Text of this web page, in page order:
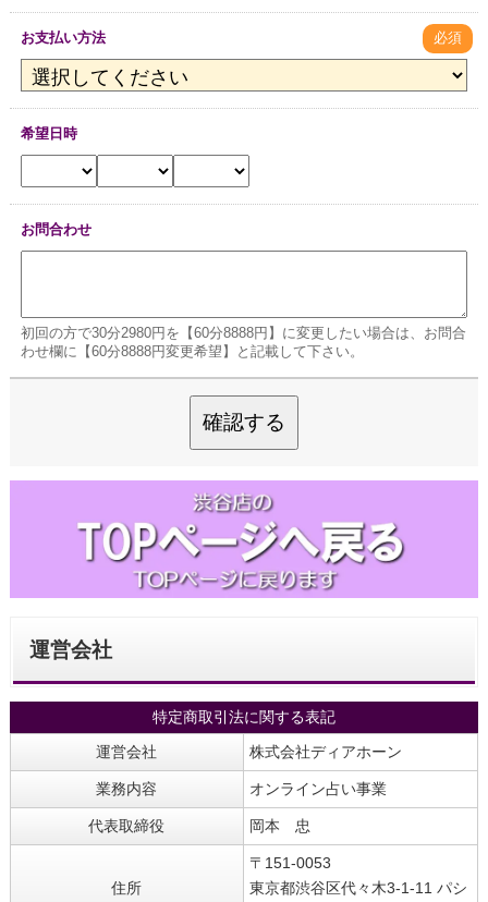
お支払い方法 必須
希望日時
お問合わせ
初回の方で30分2980円を【60分8888円】に変更したい場合は、お問合
わせ欄に【60分8888円変更希望】と記載して下さい。
確認する
運営会社
特定商取引法に関する表記
運営会社
株式会社ディアホーン
業務内容 オンライン占い事業
代表取締役 岡本 忠
住所
〒151-0053
東京都渋谷区代々木3-1-11 パシ